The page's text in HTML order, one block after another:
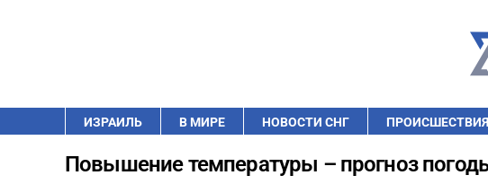
ИЗРАИЛЬ В МИРЕ НОВОСТИ СНГ ПРОИСШЕСТВИЯ
Повышение температуры – прогноз